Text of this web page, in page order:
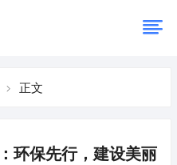
正文
环保先行，建设美丽